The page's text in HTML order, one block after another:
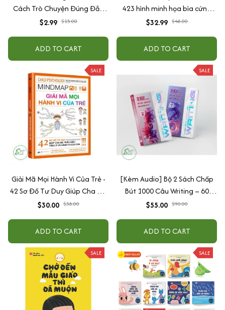
Cách Trò Chuyện Đúng Đắn
Của Cha Mẹ
$2.99 $15.00
ADD TO CART
423 hình minh họa bìa cứng
cao cấp + tặng kèm vòng tay
$32.99 $48.00
ADD TO CART
SALE
Giải Mã Mọi Hành Vi Của Trẻ -
42 Sơ Đồ Tư Duy Giúp Cha Mẹ
Thấu Hiểu Tâm Lý Và Hành Vi
$30.00 $38.00
ADD TO CART
SALE
[Kèm Audio] Bộ 2 Sách Chấp
Bút 1000 Câu Writing – 60
Ngày Gieo Trồng Tư Duy
$55.00 $90.00
ADD TO CART
SALE SALE